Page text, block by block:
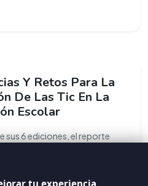
Y Retos Para La
De Las Tic En La
Escolar
sus 6 ediciones, el reporte
tu experiencia